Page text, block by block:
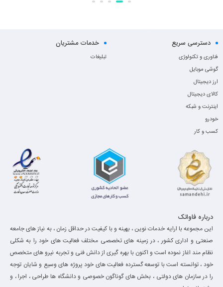
دسترسی سریع
فناوری و تکنولوژی
گوشی موبایل
ارز دیجیتال
کالای دیجیتال
اینترنت و شبکه
خودرو
کسب و کار
خدمات مشتریان
تبلیغات
درباره فاواتک
این مجموعه با ارایه خدمات نوین ، بهینه و با کیفیت در حداقل زمان ، به نیاز های جامعه
صنعتی و اداری کشور ، در زمینه های تخصصی مختلف فعالیت های خود را به شکلی
نظام مند اغاز نموده است و اکنون با بهره گیری از دانش فنی و تجربه نیرو های متخصص
خود ، توانسته است با توسعه گسترده فعالیت های خود پروژه های وسیع و شایان توجه
را در سازمان های دولتی ، بخش های گوناگون خصوصی و دانشگاه ها طراحی ، اجرا ، و